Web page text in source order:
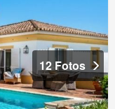
12 Fotos